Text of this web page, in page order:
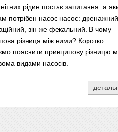
рідин постає запитання: а
потрібен насос насос:
він же фекальний. В чому
різниця між ними? Коротко
пояснити принципову різницю
видами насосів.